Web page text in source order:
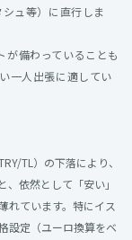
ュ等）に直行しま
が備わっていることも
一人出張に適してい
TL）の下落により、
依然として「安い」
れています。特にイス
設定（ユーロ換算をベ